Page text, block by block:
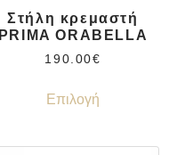
Στήλη κρεμαστή
PRIMA ORABELLA
190.00€
Επιλογή